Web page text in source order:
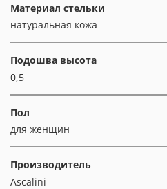
Материал стельки
натуральная кожа
Подошва высота
0,5
Пол
для женщин
Производитель
Ascalini